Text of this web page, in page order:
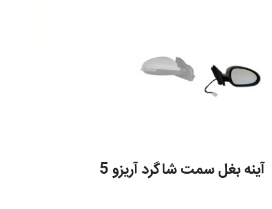
آینه بغل سمت شاگرد آریزو 5